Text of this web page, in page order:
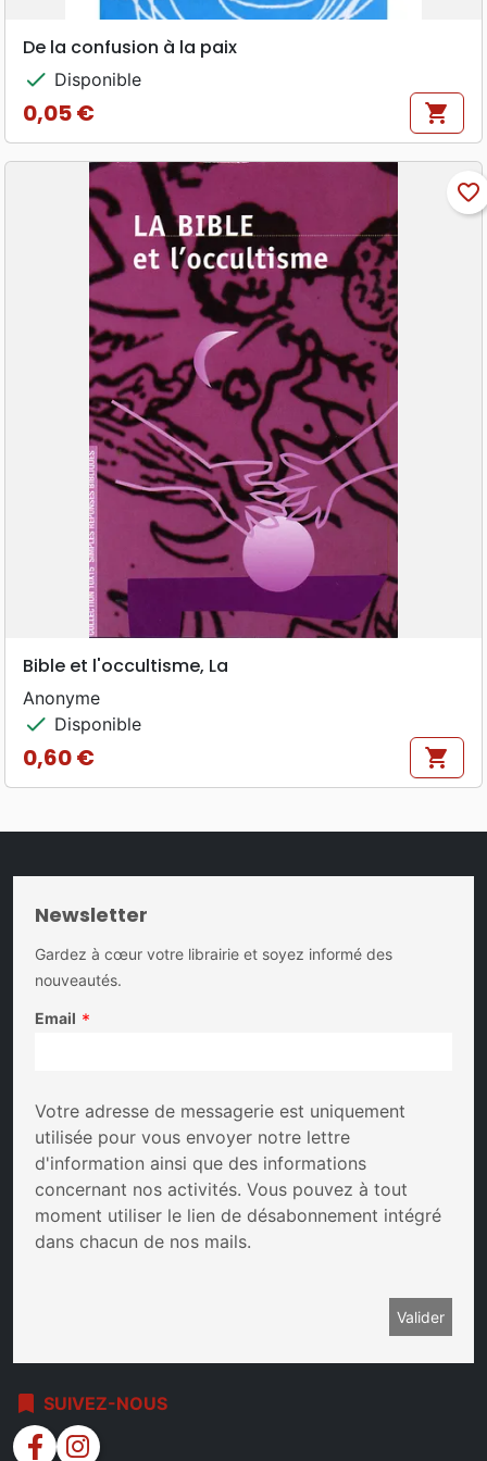
De la confusion à la paix
check Disponible
Prix
0,05 € shopping_cart
favorite_border
Bible et l'occultisme, La
Anonyme
check Disponible
Prix
0,60 € shopping_cart
Newsletter
Gardez à cœur votre librairie et soyez informé des
nouveautés.
Email *
Votre adresse de messagerie est uniquement
utilisée pour vous envoyer notre lettre
d'information ainsi que des informations
concernant nos activités. Vous pouvez à tout
moment utiliser le lien de désabonnement intégré
dans chacun de nos mails.
bookmark SUIVEZ-NOUS
facebook instagram